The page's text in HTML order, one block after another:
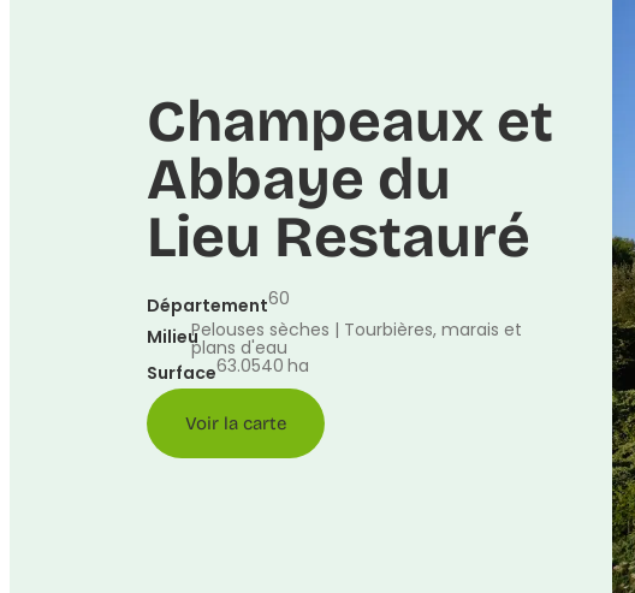
Champeaux et
Abbaye du
Lieu Restauré
Département60
MilieuPelouses sèches | Tourbières, marais et
plans d'eau
Surface63.0540 ha
Voir la carte